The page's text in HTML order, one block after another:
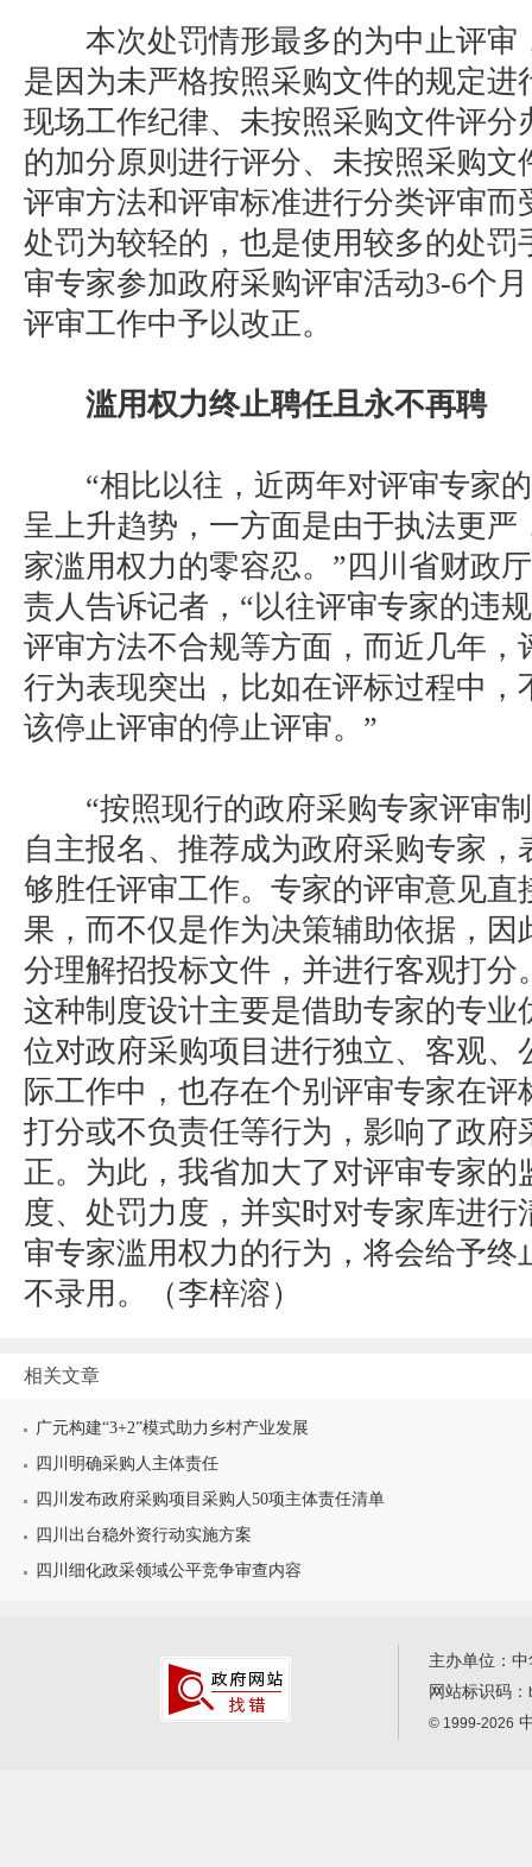
本次处罚情形最多的为中止评审
是因为未严格按照采购文件的规定进
现场工作纪律、未按照采购文件评分
的加分原则进行评分、未按照采购文
评审方法和评审标准进行分类评审而
处罚为较轻的，也是使用较多的处罚
审专家参加政府采购评审活动3-6个
评审工作中予以改正。
滥用权力终止聘任且永不再聘
“相比以往，近两年对评审专家的
呈上升趋势，一方面是由于执法更严
家滥用权力的零容忍。”四川省财政
责人告诉记者，“以往评审专家的违
评审方法不合规等方面，而近几年，
行为表现突出，比如在评标过程中，
该停止评审的停止评审。”
“按照现行的政府采购专家评审制
自主报名、推荐成为政府采购专家，
够胜任评审工作。专家的评审意见直
果，而不仅是作为决策辅助依据，因
分理解招投标文件，并进行客观打分
这种制度设计主要是借助专家的专业
位对政府采购项目进行独立、客观、
际工作中，也存在个别评审专家在评
打分或不负责任等行为，影响了政府
正。为此，我省加大了对评审专家的
度、处罚力度，并实时对专家库进行
审专家滥用权力的行为，将会给予终
不录用。（李梓溶）
相关文章
广元构建“3+2”模式助力乡村产业发展
四川明确采购人主体责任
四川发布政府采购项目采购人50项主体责任清单
四川出台稳外资行动实施方案
四川细化政采领域公平竞争审查内容
主办单位：
网站标识码：
© 1999-2026